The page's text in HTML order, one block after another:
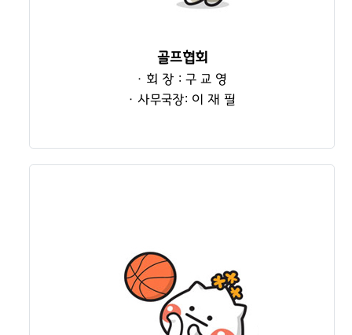
골프협회
· 회 장 : 구 교 영
· 사무국장: 이 재 필